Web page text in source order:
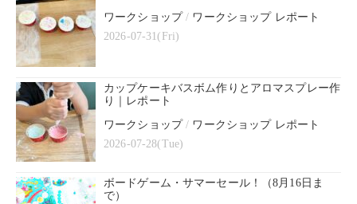
ワークショップ/ ワークショップ レポート
2026-07-31(Fri)
カップケーキバスボム作りとアロマスプレー作
り｜レポート
ワークショップ/ ワークショップ レポート
2026-07-28(Tue)
ボードゲーム・サマーセール！（8月16日ま
で）